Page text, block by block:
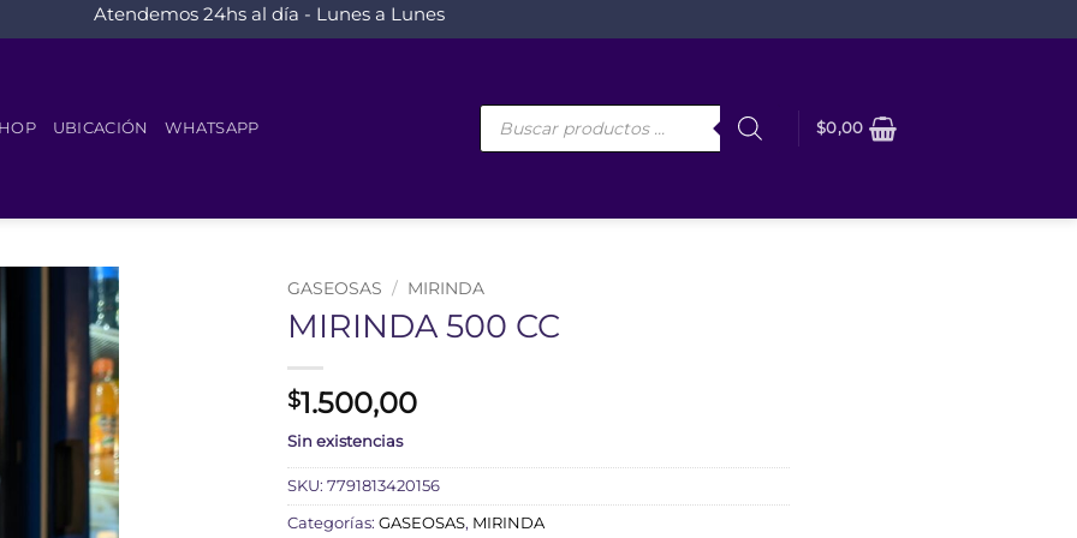
Atendemos 24hs al día - Lunes a Lunes
UBICACIÓN WHATSAPP
Búsqueda
$0,00
GASEOSAS / MIRINDA
MIRINDA 500 CC
$1.500,00
Sin existencias
SKU: 7791813420156
Categorías: GASEOSAS, MIRINDA